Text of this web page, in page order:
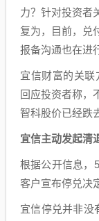
力？针对投资者
复为，目前，兑
报备沟通也在进
宜信财富的关联
回应投资者称，
智科股价已经跌
宜信主动发起清
根据公开信息，
客户宣布停兑决
宜信停兑并非没